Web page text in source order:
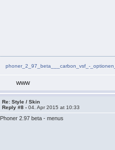
phoner_2_97_beta___carbon_vsf_-
WWW
Re: Style / Skin
Reply #8 -04. Apr 2015 at 10:33
Phoner 2.97 beta - menus